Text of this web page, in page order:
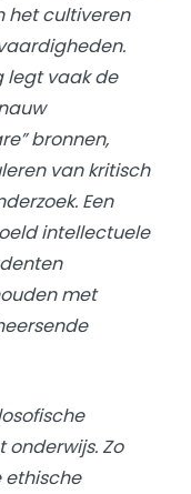
het cultiveren
legt vaak de
bronnen,
van kritisch
Een
intellectuele
met
Zo
ethische